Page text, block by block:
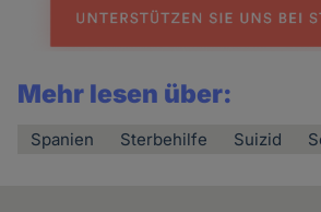
Mehr lesen über:
Spanien Sterbehilfe Suizid